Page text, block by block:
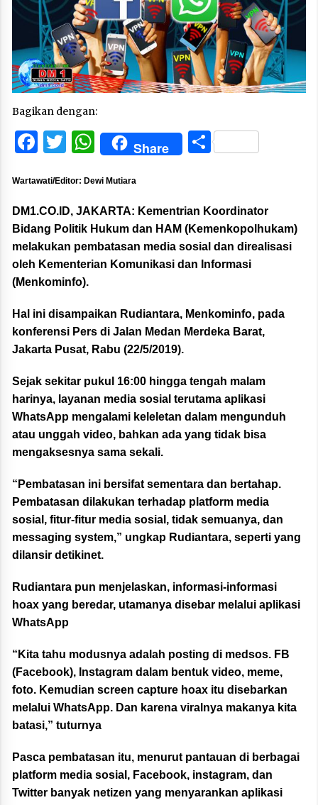
Bagikan dengan:
Facebook
Twitter
WhatsApp
Share Share
Wartawati/Editor: Dewi Mutiara
DM1.CO.ID, JAKARTA: Kementrian Koordinator
Bidang Politik Hukum dan HAM (Kemenkopolhukam)
melakukan pembatasan media sosial dan direalisasi
oleh Kementerian Komunikasi dan Informasi
(Menkominfo).
Hal ini disampaikan Rudiantara, Menkominfo, pada
konferensi Pers di Jalan Medan Merdeka Barat,
Jakarta Pusat, Rabu (22/5/2019).
Sejak sekitar pukul 16:00 hingga tengah malam
harinya, layanan media sosial terutama aplikasi
WhatsApp mengalami keleletan dalam mengunduh
atau unggah video, bahkan ada yang tidak bisa
mengaksesnya sama sekali.
“Pembatasan ini bersifat sementara dan bertahap.
Pembatasan dilakukan terhadap platform media
sosial, fitur-fitur media sosial, tidak semuanya, dan
messaging system,” ungkap Rudiantara, seperti yang
dilansir detikinet.
Rudiantara pun menjelaskan, informasi-informasi
hoax yang beredar, utamanya disebar melalui aplikasi
WhatsApp
“Kita tahu modusnya adalah posting di medsos. FB
(Facebook), Instagram dalam bentuk video, meme,
foto. Kemudian screen capture hoax itu disebarkan
melalui WhatsApp. Dan karena viralnya makanya kita
batasi,” tuturnya
Pasca pembatasan itu, menurut pantauan di berbagai
platform media sosial, Facebook, instagram, dan
Twitter banyak netizen yang menyarankan aplikasi